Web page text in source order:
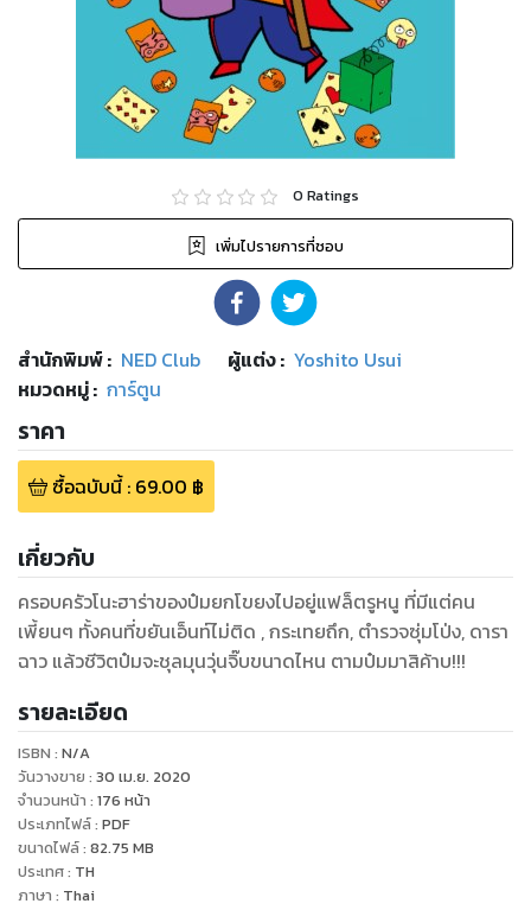
0 Ratings
เพิ่มไปรายการที่ชอบ
สำนักพิมพ์: NED Club ผู้แต่ง : Yoshito Usui
หมวดหมู่: การ์ตูน
ราคา
ซื้อฉบับนี้: 69.00 ฿
เกี่ยวกับ
ครอบครัวโนะฮาร่าของป๋มยกโขยงไปอยู่แฟล็ตรูหนู ที่มีแต่คน
เพี้ยนๆ ทั้งคนที่ขยันเอ็นท์ไม่ติด , กระเทยถึก, ตำรวจซุ่มโป่ง, ดารา
ฉาว แล้วชีวิตป๋มจะชุลมุนวุ่นจิ๊บขนาดไหน ตามป๋มมาสิค้าบ!!!
รายละเอียด
ISBN : N/A
วันวางขาย : 30 เม.ย. 2020
จำนวนหน้า : 176 หน้า
ประเภทไฟล์: PDF
ขนาดไฟล์: 82.75 MB
ประเทศ: TH
ภาษา : Thai